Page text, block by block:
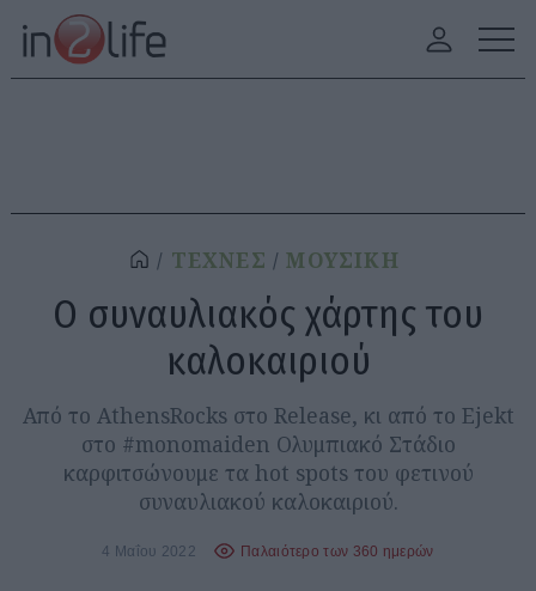
ΤΕΧΝΕΣ ΜΟΥΣΙΚΗ
Ο συναυλιακός χάρτης του
καλοκαιριού
Από το AthensRocks στο Release, κι από το Ejekt
στο #monomaiden Ολυμπιακό Στάδιο
καρφιτσώνουμε τα hot spots του φετινού
συναυλιακού καλοκαιριού.
4 Μαΐου 2022 Παλαιότερο των 360 ημερών